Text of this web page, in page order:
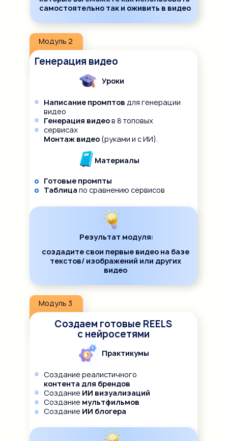
самостоятельно так и оживить в видео
Создаем готовые REELS
с нейросетями
Модуль 3
Практикумы
Создание реалистичного
контента для брендов
Создание ИИ визуализаций
Создание мультфильмов
Создание ИИ блогера
Генерация видео
Модуль 2
Результат модуля:
создадите свои первые видео на базе
текстов/ изображений или других
видео
Материалы
Готовые промпты
Таблица по сравнению сервисов
Уроки
Написание промптов для генерации
видео
Генерация видеов 8 топовых
сервисах
Монтаж видео (руками и с ИИ).